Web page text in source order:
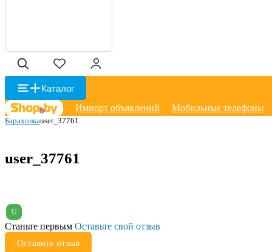
Каталог
Импорт объявлений
Мобильные телефоны
Барахолкаuser_37761
user_37761
U
Станьте первым Оставьте свой отзыв
Оставить отзыв